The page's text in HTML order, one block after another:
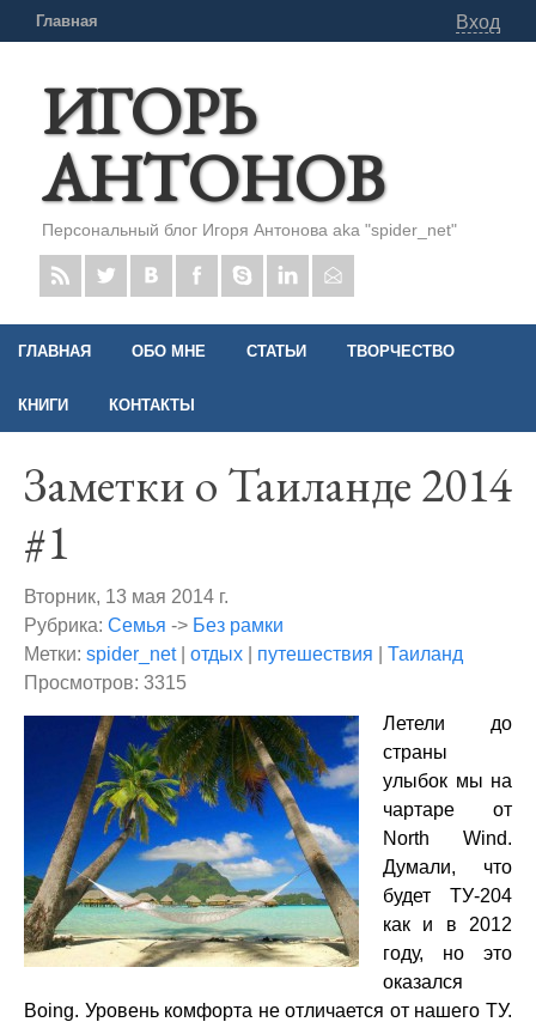
Главная Вход
ИГОРЬ
АНТОНОВ
Персональный блог Игоря Антонова aka "spider_net"
ГЛАВНАЯ ОБО МНЕ СТАТЬИ ТВОРЧЕСТВО
КНИГИ КОНТАКТЫ
Заметки о Таиланде 2014
#1
Вторник, 13 мая 2014 г.
Рубрика: Семья -> Без рамки
Метки: spider_net| отдых путешествия
Таиланд
Просмотров: 3315
Летели до
страны
улыбок мы на
чартаре от
North Wind.
Думали, что
будет ТУ-204
как и в 2012
году, но это
оказался
Boing. Уровень комфорта не отличается от нашего ТУ.